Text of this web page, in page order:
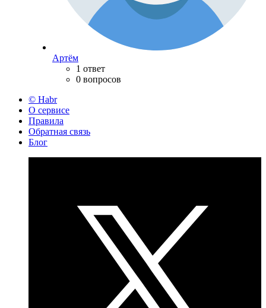
Артём
1 ответ
0 вопросов
© Habr
О сервисе
Правила
Обратная связь
Блог